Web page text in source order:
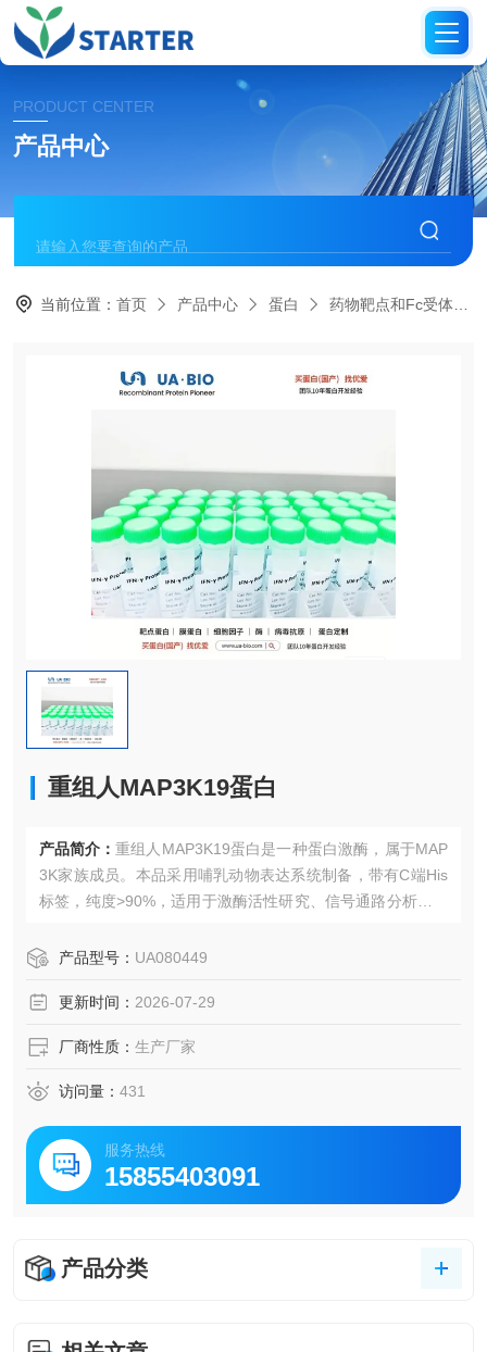
PRODUCT CENTER
产品中心
当前位置：首页 产品中心 蛋白 药物靶点和Fc受体
重组人MAP3K19蛋白
产品简介： 重组人MAP3K19蛋白是一种蛋白激酶，属于MAP
3K家族成员。本品采用哺乳动物表达系统制备，带有C端His
标签，纯度>90%，适用于激酶活性研究、信号通路分析等实
产品型号： UA080449
更新时间： 2026-07-29
厂商性质： 生产厂家
访问量： 431
服务热线
15855403091
产品分类